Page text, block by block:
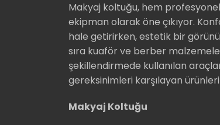
Makyaj koltuğu, hem
ekipman olarak öne çıkıyor.
hale getirirken, estetik bir
sıra kuaför ve berber
şekillendirmede kullanılan
gereksinimleri karşılayan
Makyaj Koltuğu